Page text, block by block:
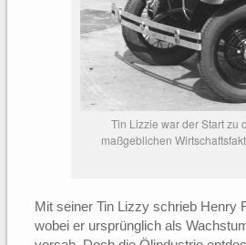
Tin Lizzie war der Start zu
maßgeblichen
Mit seiner Tin Lizzy schrieb Henry
wobei er ursprünglich als